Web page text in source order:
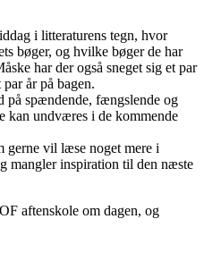
i litteraturens tegn, hvor
bøger, og hvilke bøger de har
har der også sneget sig et par
år på bagen.
på spændende, fængslende og
kan undværes i de kommende
gerne vil læse noget mere i
mangler inspiration til den næste
aftenskole om dagen, og